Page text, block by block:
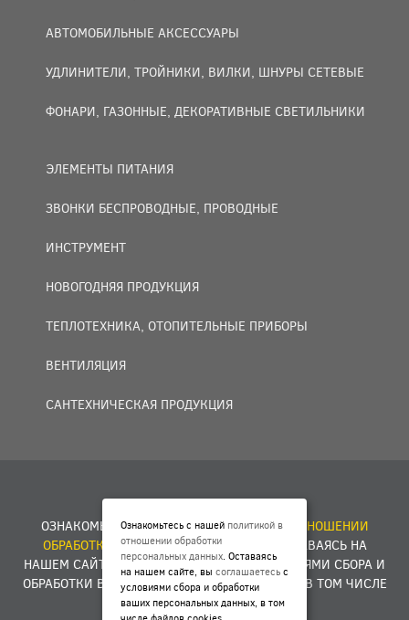
АВТОМОБИЛЬНЫЕ АКСЕССУАРЫ
УДЛИНИТЕЛИ, ТРОЙНИКИ, ВИЛКИ, ШНУРЫ СЕТЕВЫЕ
ФОНАРИ, ГАЗОННЫЕ, ДЕКОРАТИВНЫЕ СВЕТИЛЬНИКИ
ЭЛЕМЕНТЫ ПИТАНИЯ
ЗВОНКИ БЕСПРОВОДНЫЕ, ПРОВОДНЫЕ
ИНСТРУМЕНТ
НОВОГОДНЯЯ ПРОДУКЦИЯ
ТЕПЛОТЕХНИКА, ОТОПИТЕЛЬНЫЕ ПРИБОРЫ
ВЕНТИЛЯЦИЯ
САНТЕХНИЧЕСКАЯ ПРОДУКЦИЯ
ОЗНАКОМЬТЕСЬ С НАШЕЙПОЛИТИКОЙ В ОТНОШЕНИИ
ОБРАБОТКИ ПЕРСОНАЛЬНЫХ ДАННЫХ
. ОСТАВАЯСЬ НА
НАШЕМ САЙТЕ, ВЫСОГЛАШАЕТЕСЬС УСЛОВИЯМИ СБОРА И
ОБРАБОТКИ ВАШИХ ПЕРСОНАЛЬНЫХ ДАННЫХ, В ТОМ ЧИСЛЕ
ФАЙЛОВ COOKIES.
Ознакомьтесь с нашей политикой в
отношении обработки
персональных данных. Оставаясь
на нашем сайте, вы соглашаетесь с
условиями сбора и обработки
ваших персональных данных, в том